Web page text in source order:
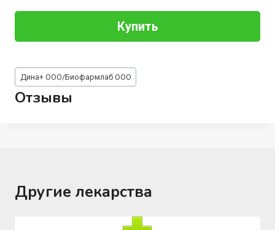
Купить
Метки
записи:
Дина+ ООО/Биофармлаб ООО
Отзывы
Другие лекарства